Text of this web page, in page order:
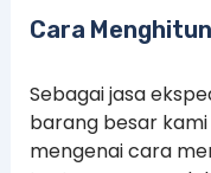
Cara
Sebagai jasa
barang besar
mengenai cara